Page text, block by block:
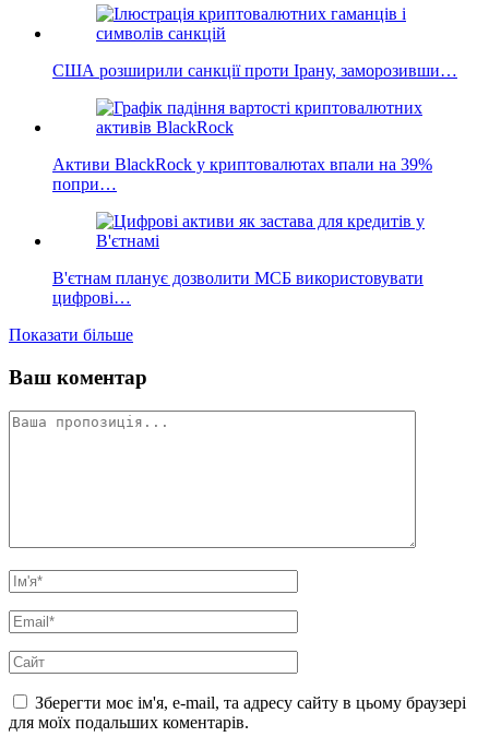
США розширили санкції проти Ірану, заморозивши…
Активи BlackRock у криптовалютах впали на 39%
попри…
В'єтнам планує дозволити МСБ використовувати
цифрові…
Показати більше
Ваш коментар
Зберегти моє ім'я, e-mail, та адресу сайту в цьому браузері
для моїх подальших коментарів.